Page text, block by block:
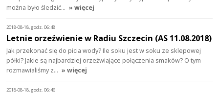
można było śledzić… » więcej
2018-08-18, godz. 06:48
Letnie orzeźwienie w Radiu Szczecin (AS 11.08.2018)
Jak przekonać się do picia wody? Ile soku jest w soku ze sklepowej
półki? Jakie są najbardziej orzeźwiające połączenia smaków? O tym
rozmawialiśmy z… » więcej
2018-08-18, godz. 06:46